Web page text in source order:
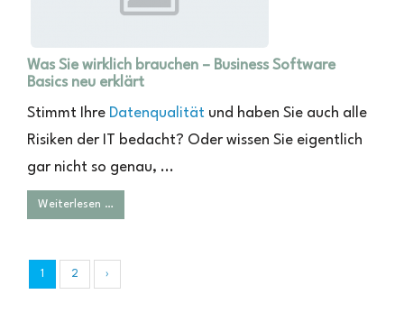
Was Sie wirklich brauchen – Business Software
Basics neu erklärt
Stimmt Ihre Datenqualität und haben Sie auch alle
Risiken der IT bedacht? Oder wissen Sie eigentlich
gar nicht so genau, ...
Weiterlesen …
1 2 ›